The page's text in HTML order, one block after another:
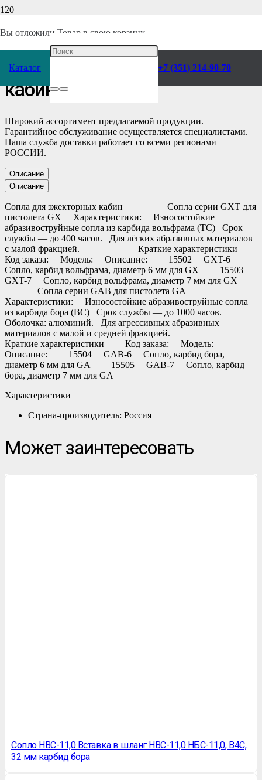
Вы отложили Товар в свою корзину.
Каталог +7 (351) 214-90-70
Комплектующие/Сопла/
Сопла для эжекторных
кабин
Широкий ассортимент предлагаемой продукции.
Гарантийное обслуживание осуществляется специалистами.
Наша служба доставки работает со всеми регионами
РОССИИ.
Описание
Описание
Сопла для эжекторных кабин Сопла серии GXT для
пистолета GX Характеристики: Износостойкие
абразивоструйные сопла из карбида вольфрама (ТС) Срок
службы — до 400 часов. Для лёгких абразивных материалов
с малой фракцией. Краткие характеристики
Код заказа: Модель: Описание: 15502 GXT-6
Сопло, карбид вольфрама, диаметр 6 мм для GX 15503
GXT-7 Сопло, карбид вольфрама, диаметр 7 мм для GX
Сопла серии GAB для пистолета GA
Характеристики: Износостойкие абразивоструйные сопла
из карбида бора (ВС) Срок службы — до 1000 часов.
Оболочка: алюминий. Для агрессивных абразивных
материалов с малой и средней фракцией.
Краткие характеристики Код заказа: Модель:
Описание: 15504 GAB-6 Сопло, карбид бора,
диаметр 6 мм для GA 15505 GAB-7 Сопло, карбид
бора, диаметр 7 мм для GA
Характеристики
Страна-производитель: Россия
Может заинтересовать
Сопло HBC-11,0 Вставка в шланг HBC-11,0 НБС-11,0, B4C,
32 мм карбид бора